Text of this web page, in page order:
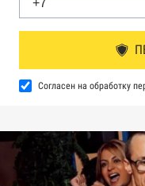
Согласен на обработку